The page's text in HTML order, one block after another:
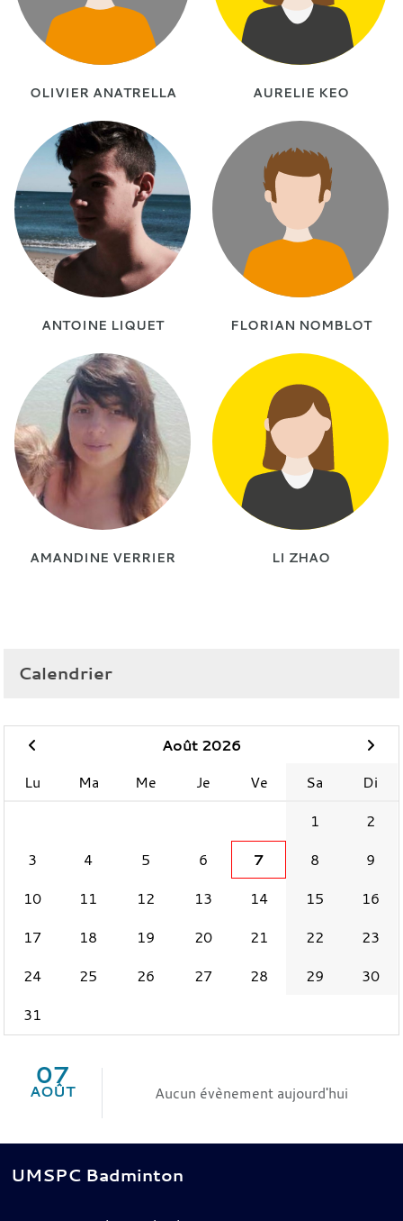
OLIVIER ANATRELLA AURELIE KEO
ANTOINE LIQUET FLORIAN NOMBLOT
AMANDINE VERRIER LI ZHAO
Calendrier
Août 2026
Lu
Ma Me Je Ve Sa
Di
1
2
3
4 5 6 7 8
9
10
11 12 13 14 15
16
17
18 19 20 21 22
23
24
25 26 27 28 29
30
31
07
AOÛT Aucun évènement aujourd'hui
UMSPC Badminton